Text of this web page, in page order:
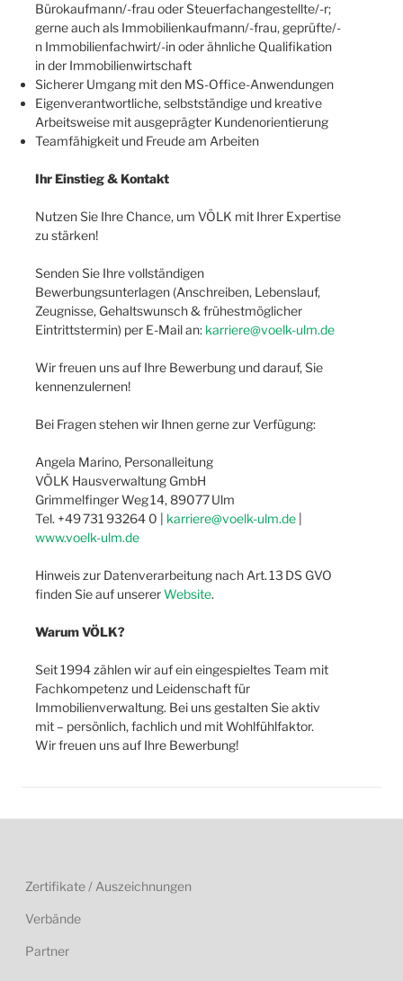
Bürokaufmann/-frau oder Steuerfachangestellte/-r;
gerne auch als Immobilienkaufmann/-frau, geprüfte/-
n Immobilienfachwirt/-in oder ähnliche Qualifikation
in der Immobilienwirtschaft
Sicherer Umgang mit den MS-Office-Anwendungen
Eigenverantwortliche, selbstständige und kreative
Arbeitsweise mit ausgeprägter Kundenorientierung
Teamfähigkeit und Freude am Arbeiten
Ihr Einstieg & Kontakt
Nutzen Sie Ihre Chance, um VÖLK mit Ihrer Expertise
zu stärken!
Senden Sie Ihre vollständigen
Bewerbungsunterlagen (Anschreiben, Lebenslauf,
Zeugnisse, Gehaltswunsch & frühestmöglicher
Eintrittstermin) per E-Mail an: karriere@voelk-ulm.de
Wir freuen uns auf Ihre Bewerbung und darauf, Sie
kennenzulernen!
Bei Fragen stehen wir Ihnen gerne zur Verfügung:
Angela Marino, Personalleitung
VÖLK Hausverwaltung GmbH
Grimmelfinger Weg 14, 89077 Ulm
Tel. +49 731 93264 0 | karriere@voelk-ulm.de
www.voelk-ulm.de
Hinweis zur Datenverarbeitung nach Art. 13 DS GVO
finden Sie auf unsererWebsite.
Warum VÖLK?
Seit 1994 zählen wir auf ein eingespieltes Team mit
Fachkompetenz und Leidenschaft für
Immobilienverwaltung. Bei uns gestalten Sie aktiv
mit – persönlich, fachlich und mit Wohlfühlfaktor.
Wir freuen uns auf Ihre Bewerbung!
Zertifikate / Auszeichnungen
Verbände
Partner